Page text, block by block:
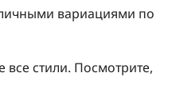
вариациями по
все стили. Посмотрите,